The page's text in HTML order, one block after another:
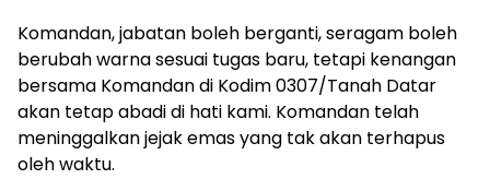
Komandan, jabatan boleh berganti, seragam boleh
berubah warna sesuai tugas baru, tetapi kenangan
bersama Komandan di Kodim 0307/Tanah Datar
akan tetap abadi di hati kami. Komandan telah
meninggalkan jejak emas yang tak akan terhapus
oleh waktu.